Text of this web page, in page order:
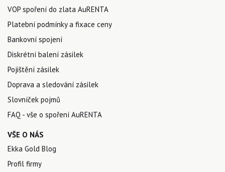
VOP spoření do zlata AuRENTA
Platební podmínky a fixace ceny
Bankovní spojení
Diskrétní balení zásilek
Pojištění zásilek
Doprava a sledování zásilek
Slovníček pojmů
FAQ - vše o spoření AuRENTA
VŠE O NÁS
Ekka Gold Blog
Profil firmy